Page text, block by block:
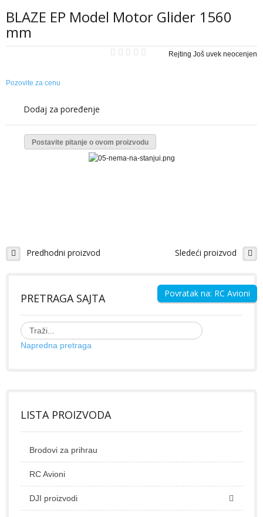
RC AUTOMOBILI
Modeli automobila - izdvojeno
Video Galerija
Projekti - uradi sam
Ribolovački brodovi
KONTAKT
BLAZE EP Model Motor Glider 1560
mm
Rejting Još uvek neocenjen
Pozovite za cenu
Dodaj za poređenje
Postavite pitanje o ovom proizvodu
Predhodni proizvod Sledeći proizvod
Povratak na: RC Avioni
PRETRAGA SAJTA
Napredna pretraga
LISTA PROIZVODA
Brodovi za prihrau
RC Avioni
DJI proizvodi